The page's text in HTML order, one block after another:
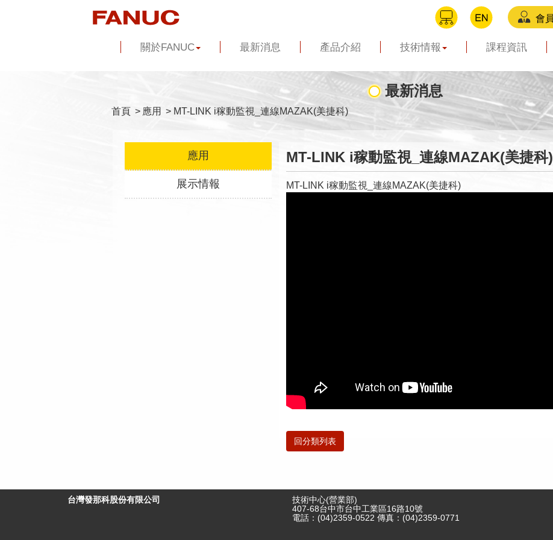
關於FANUC 最新消息 產品介紹 技術情報 課程資訊
最新消息
首頁 > 應用 > MT-LINK i稼動監視_連線MAZAK(美捷科)
應用
展示情報
MT-LINK i稼動監視_連線MAZAK(美捷科)
MT-LINK i稼動監視_連線MAZAK(美捷科)
回分類列表
台灣發那科股份有限公司
技術中心(營業部)
407-68台中市台中工業區16路10號
電話：(04)2359-0522 傳真：(04)2359-0771